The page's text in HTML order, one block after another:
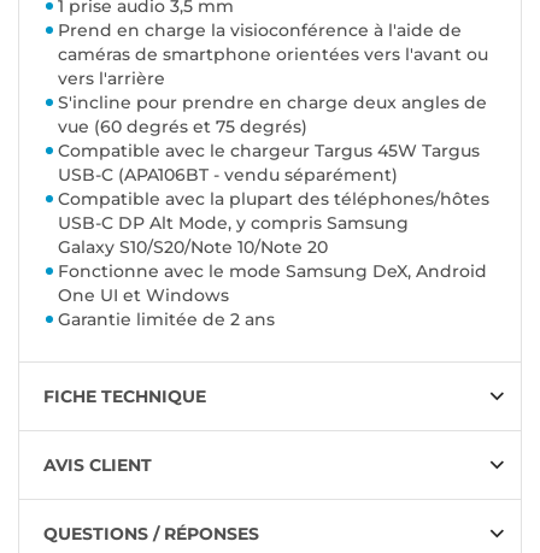
1 prise audio 3,5 mm
Prend en charge la visioconférence à l'aide de
caméras de smartphone orientées vers l'avant ou
vers l'arrière
S'incline pour prendre en charge deux angles de
vue (60 degrés et 75 degrés)
Compatible avec le chargeur Targus 45W Targus
USB-C (APA106BT - vendu séparément)
Compatible avec la plupart des téléphones/hôtes
USB-C DP Alt Mode, y compris Samsung
Galaxy S10/S20/Note 10/Note 20
Fonctionne avec le mode Samsung DeX, Android
One UI et Windows
Garantie limitée de 2 ans
FICHE TECHNIQUE
AVIS CLIENT
QUESTIONS / RÉPONSES